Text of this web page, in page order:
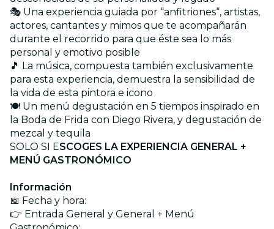
🎭 Una experiencia guiada por “anfitriones“, artistas,
actores, cantantes y mimos que te acompañarán
durante el recorrido para que éste sea lo más
personal y emotivo posible
🎵 La música, compuesta también exclusivamente
para esta experiencia, demuestra la sensibilidad de
la vida de esta pintora e icono
🍽️ Un menú degustación en 5 tiempos inspirado en
la Boda de Frida con Diego Rivera, y degustación de
mezcal y tequila
SOLO SI ESCOGES LA EXPERIENCIA GENERAL +
MENÚ GASTRONÓMICO
Información
📅 Fecha y hora:
👉 Entrada General y General + Menú